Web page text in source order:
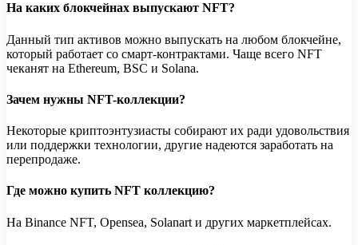
На каких блокчейнах выпускают NFT?
Данный тип активов можно выпускать на любом блокчейне,
который работает со смарт-контрактами. Чаще всего NFT
чеканят на Ethereum, BSC и Solana.
Зачем нужны NFT-коллекции?
Некоторые криптоэнтузиасты собирают их ради удовольствия
или поддержки технологии, другие надеются заработать на
перепродаже.
Где можно купить NFT коллекцию?
На Binance NFT, Opensea, Solanart и других маркетплейсах.